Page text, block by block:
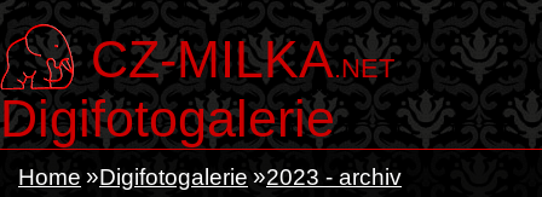
CZ-MILKA.NET
Digifotogalerie
Home Digifotogalerie
2023 - archiv